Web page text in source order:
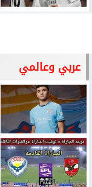
عربي وعالمي